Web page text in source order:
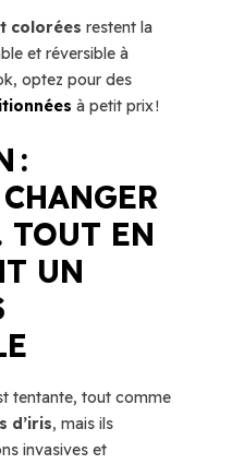
colorées restent la
et réversible à
optez pour des
à petit prix !
:
TOUT EN
UN
tentante, tout comme
d’iris, mais ils
invasives et